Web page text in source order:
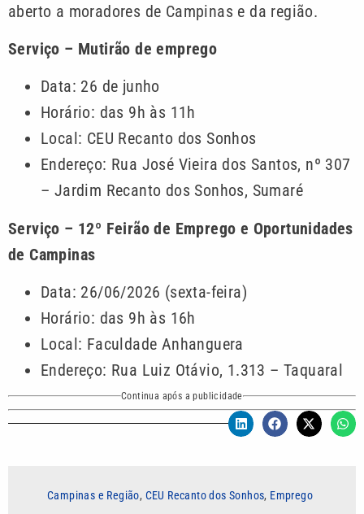
aberto a moradores de Campinas e da região.
Serviço – Mutirão de emprego
Data: 26 de junho
Horário: das 9h às 11h
Local: CEU Recanto dos Sonhos
Endereço: Rua José Vieira dos Santos, nº 307
– Jardim Recanto dos Sonhos, Sumaré
Serviço – 12º Feirão de Emprego e Oportunidades
de Campinas
Data: 26/06/2026 (sexta-feira)
Horário: das 9h às 16h
Local: Faculdade Anhanguera
Endereço: Rua Luiz Otávio, 1.313 – Taquaral
Continua após a publicidade
Campinas e Região, CEU Recanto dos Sonhos, Emprego